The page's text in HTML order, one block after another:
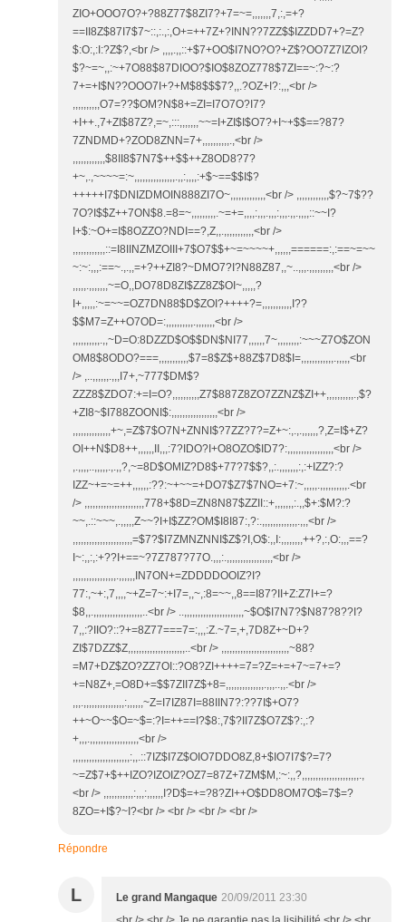
Répondre
L Le grand Mangaque 20/09/2011 23:30